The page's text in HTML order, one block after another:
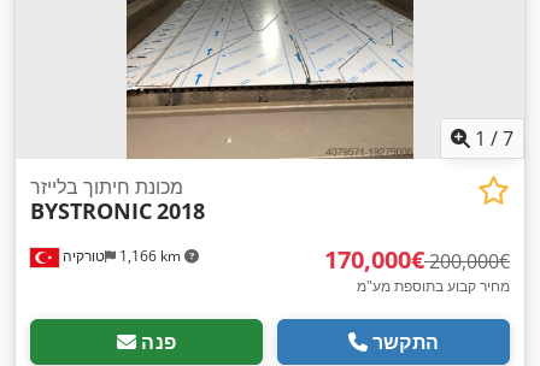
1 /7
טורקיה 1,166 km
מכונת חיתוך בלייזר
BYSTRONIC2018
‏170,000 ‏€ ‏200,000 ‏€
מחיר קבוע בתוספת מע"מ
פנה התקשר